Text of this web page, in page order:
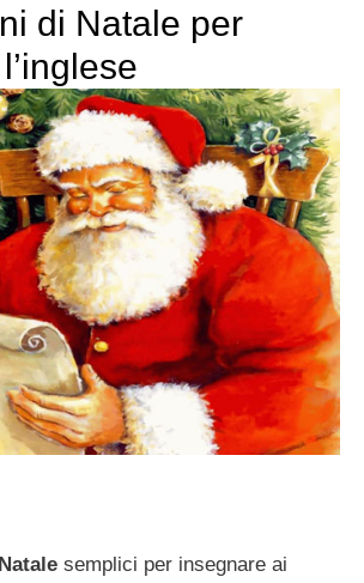
di Natale per
semplici per insegnare ai